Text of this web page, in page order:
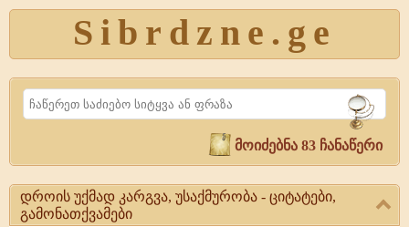
Sibrdzne.ge
Search
მოიძებნა 83 ჩანაწერი
დროის უქმად კარგვა, უსაქმურობა - ციტატები,
გამონათქვამები